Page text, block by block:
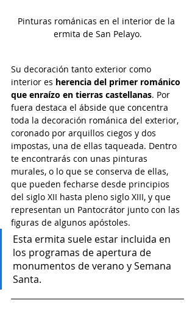
Pinturas románicas en el interior de la
ermita de San Pelayo.
Su decoración tanto exterior como
interior es herencia del primer románico
que enraízo en tierras castellanas. Por
fuera destaca el ábside que concentra
toda la decoración románica del exterior,
coronado por arquillos ciegos y dos
impostas, una de ellas taqueada. Dentro
te encontrarás con unas pinturas
murales, o lo que se conserva de ellas,
que pueden fecharse desde principios
del siglo XII hasta pleno siglo XIII, y que
representan un Pantocrátor junto con las
figuras de algunos apóstoles.
Esta ermita suele estar incluida en
los programas de apertura de
monumentos de verano y Semana
Santa.